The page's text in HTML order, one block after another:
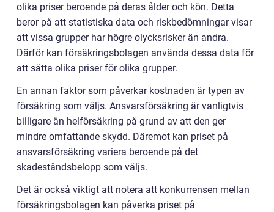
olika priser beroende på deras ålder och kön. Detta
beror på att statistiska data och riskbedömningar visar
att vissa grupper har högre olycksrisker än andra.
Därför kan försäkringsbolagen använda dessa data för
att sätta olika priser för olika grupper.
En annan faktor som påverkar kostnaden är typen av
försäkring som väljs. Ansvarsförsäkring är vanligtvis
billigare än helförsäkring på grund av att den ger
mindre omfattande skydd. Däremot kan priset på
ansvarsförsäkring variera beroende på det
skadeståndsbelopp som väljs.
Det är också viktigt att notera att konkurrensen mellan
försäkringsbolagen kan påverka priset på